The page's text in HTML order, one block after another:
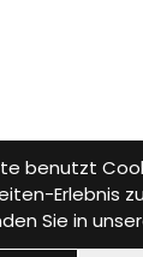
benutzt
Erlebnis
Sie in